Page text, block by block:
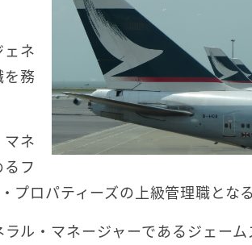
ネ
務
ネ
フ
ロパティーズの上級管理職となる
ル・マネージャーであるジェーム